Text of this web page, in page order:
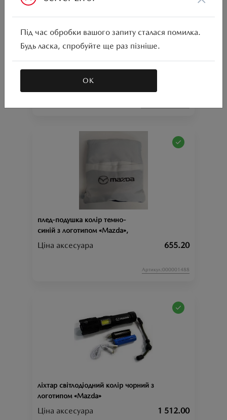
Ціна аксесуара
плед-подушка колір темно-
синій з логотипом «Mazda»,
Ціна аксесуара 655.20
Артикул:000001488
ліхтар світлодіодний колір чорний з
логотипом «Mazda»
Ціна аксесуара 1 512.00
Під час обробки вашого запиту сталася помилка.
Будь ласка, спробуйте ще раз пізніше.
ОК